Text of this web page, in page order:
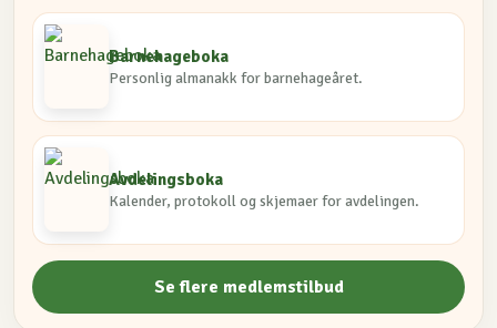
Barnehageboka
Personlig almanakk for barnehageåret.
Avdelingsboka
Kalender, protokoll og skjemaer for avdelingen.
Se flere medlemstilbud